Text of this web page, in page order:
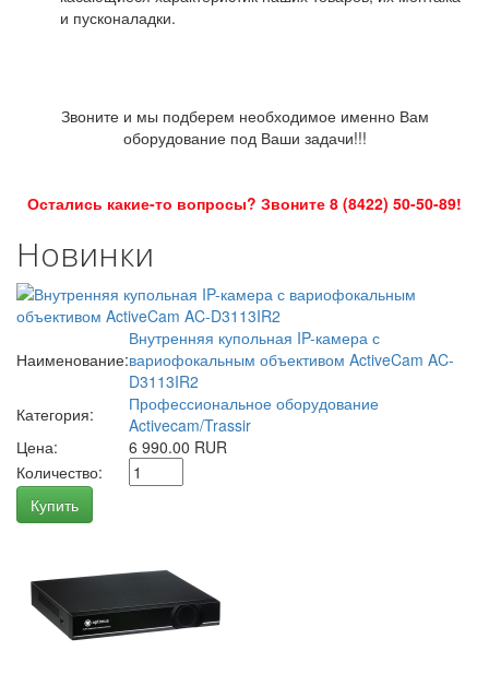
и пусконаладки.
Звоните и мы подберем необходимое именно Вам
оборудование под Ваши задачи!!!
Остались какие-то вопросы? Звоните 8 (8422) 50-50-89!
Новинки
Наименование:
Внутренняя купольная IP-камера с
вариофокальным объективом ActiveCam AC-
D3113IR2
Категория:
Профессиональное оборудование
Activecam/Trassir
Цена:
6 990.00 RUR
Количество:
Купить